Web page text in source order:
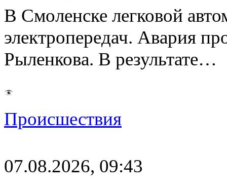
В Смоленске легковой
электропередач. Авария
Рыленкова. В результате…
Происшествия
07.08.2026, 09:43